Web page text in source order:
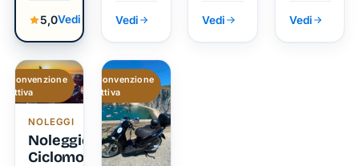
5,0Vedi Vedi
Ponza
tutto
Vedi
per
vivere
Vedi
NOLEGGI
Noleggio
Ciclomotori
Convenzione
attiva
Convenzione
attiva